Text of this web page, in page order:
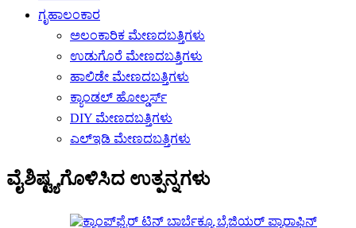
ಗೃಹಾಲಂಕಾರ
ಅಲಂಕಾರಿಕ ಮೇಣದಬತ್ತಿಗಳು
ಉಡುಗೊರೆ ಮೇಣದಬತ್ತಿಗಳು
ಹಾಲಿಡೇ ಮೇಣದಬತ್ತಿಗಳು
ಕ್ಯಾಂಡಲ್ ಹೋಲ್ಡರ್ಸ್
DIY ಮೇಣದಬತ್ತಿಗಳು
ಎಲ್ಇಡಿ ಮೇಣದಬತ್ತಿಗಳು
ವೈಶಿಷ್ಟ್ಯಗೊಳಿಸಿದ ಉತ್ಪನ್ನಗಳು